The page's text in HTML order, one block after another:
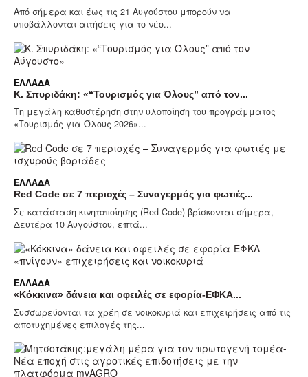
Από σήμερα και έως τις 21 Αυγούστου μπορούν να
υποβάλλονται αιτήσεις για το νέο...
ΕΛΛΆΔΑ
Κ. Σπυριδάκη: «“Τουρισμός για Όλους” από τον...
Τη μεγάλη καθυστέρηση στην υλοποίηση του προγράμματος
«Τουρισμός για Όλους 2026»...
ΕΛΛΆΔΑ
Red Code σε 7 περιοχές – Συναγερμός για φωτιές...
Σε κατάσταση κινητοποίησης (Red Code) βρίσκονται σήμερα,
Δευτέρα 10 Αυγούστου, επτά...
ΕΛΛΆΔΑ
«Κόκκινα» δάνεια και οφειλές σε εφορία-ΕΦΚΑ...
Συσσωρεύονται τα χρέη σε νοικοκυριά και επιχειρήσεις από τις
αποτυχημένες επιλογές της...